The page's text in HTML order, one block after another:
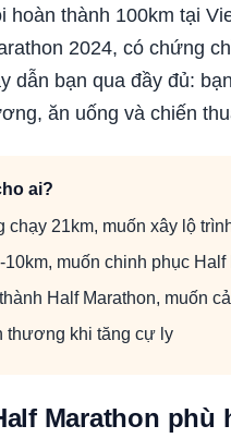
hoàn thành 100km tại
2024, có chứng
dẫn bạn qua đầy đủ:
ăn uống và chiến
ai?
21km, muốn xây lộ
muốn chinh phục
Half Marathon, muốn
thương khi tăng cự ly
Marathon phù